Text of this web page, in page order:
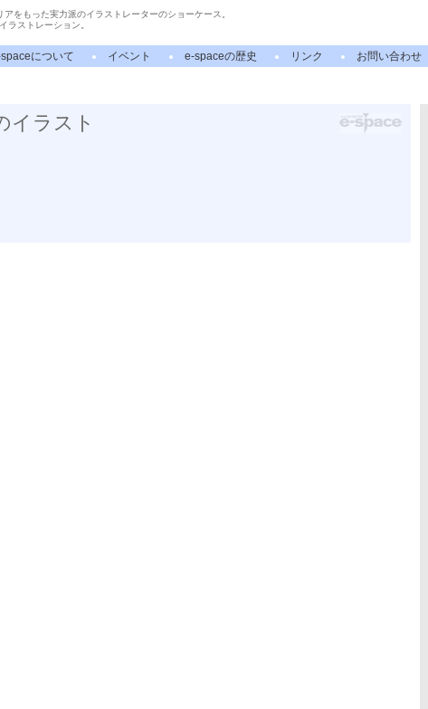
をもった実力派のイラストレーターのショーケース。
ラストレーション。
について イベント e-spaceの歴史 リンク お問い合わせ
イラスト